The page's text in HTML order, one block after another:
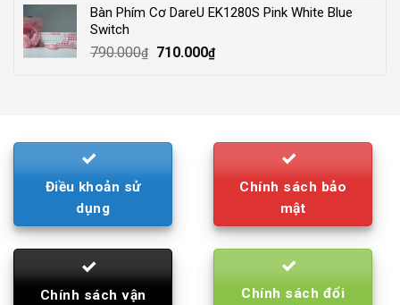
210.000₫.195.000₫.
Bàn Phím Cơ DareU EK1280S Pink White Blue
Switch
790.000₫
Original
710.000₫Current
Điều khoản sử
dụng
Chính sách bảo
mật
Chính sách vận
Chính sách đổi